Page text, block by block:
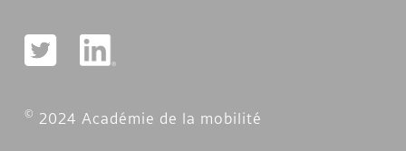
© 2024 Académie de la mobilité